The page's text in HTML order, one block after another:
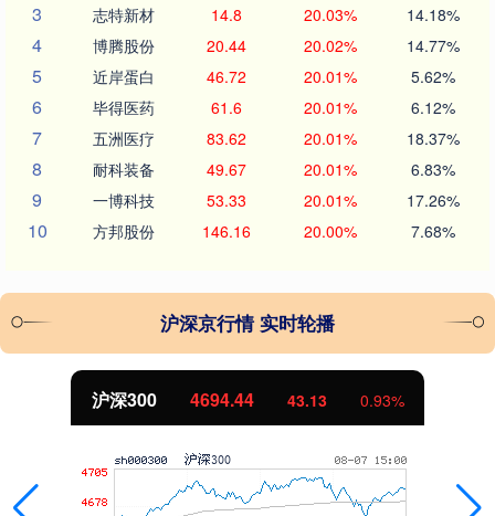
3 志特新材 14.8 20.03% 14.18%
4 博腾股份 20.44 20.02% 14.77%
5 近岸蛋白 46.72 20.01% 5.62%
6 毕得医药 61.6 20.01% 6.12%
7 五洲医疗 83.62 20.01% 18.37%
8 耐科装备 49.67 20.01% 6.83%
9 一博科技 53.33 20.01% 17.26%
10 方邦股份 146.16 20.00% 7.68%
沪深京行情 实时轮播
沪深300 4694.44 43.13 0.93%